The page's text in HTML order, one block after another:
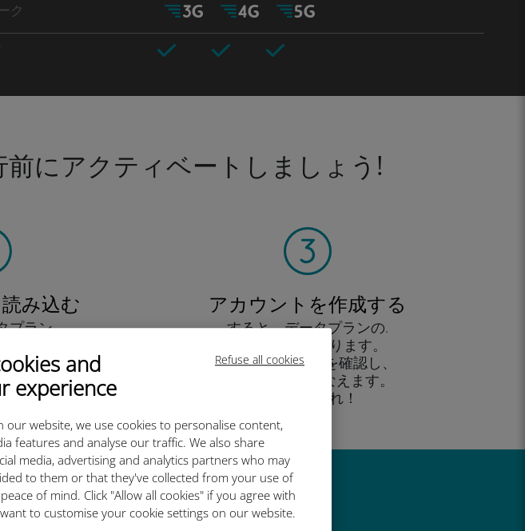
Refuse all cookies
and
experience
website, we use cookies to personalise content,
features and analyse our traffic. We also share
media, advertising and analytics partners who may
to them or that they've collected from your use of
of mind. Click "Allow all cookies" if you agree with
to customise your cookie settings on our website.
ク
にアクティベートしましょう!
み込む
プラン
トールしま
プル！
アカウントを作成する
すると、データプランの.
使用が可能となります。
外出先 から残高を確認し、
追加購入がおこなえます。
お楽しみあれ！
がすごい理由